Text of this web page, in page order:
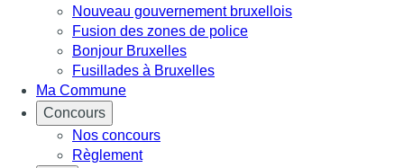
Nouveau gouvernement bruxellois
Fusion des zones de police
Bonjour Bruxelles
Fusillades à Bruxelles
Ma Commune
Concours
Nos concours
Règlement